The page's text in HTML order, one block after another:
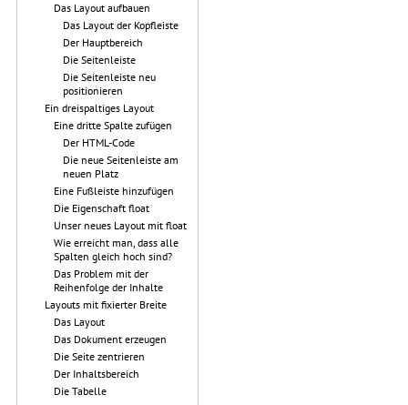
Das Layout aufbauen
Das Layout der Kopfleiste
Der Hauptbereich
Die Seitenleiste
Die Seitenleiste neu
positionieren
Ein dreispaltiges Layout
Eine dritte Spalte zufügen
Der HTML-Code
Die neue Seitenleiste am
neuen Platz
Eine Fußleiste hinzufügen
Die Eigenschaft float
Unser neues Layout mit float
Wie erreicht man, dass alle
Spalten gleich hoch sind?
Das Problem mit der
Reihenfolge der Inhalte
Layouts mit fixierter Breite
Das Layout
Das Dokument erzeugen
Die Seite zentrieren
Der Inhaltsbereich
Die Tabelle